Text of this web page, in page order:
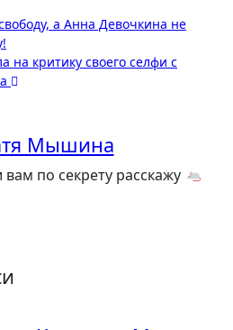
а Анна Девочкина не
на критику своего селфи с
Мышина
по секрету расскажу